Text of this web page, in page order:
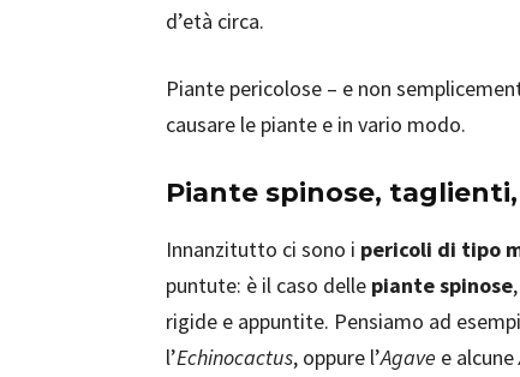
d’età circa.
Piante pericolose – e non
causare le piante e in vario modo.
Piante spinose,
Innanzitutto ci sono i pericoli di tipo
puntute: è il caso delle piante spinose
rigide e appuntite. Pensiamo ad
l’Echinocactus, oppure l’Agave e alcune